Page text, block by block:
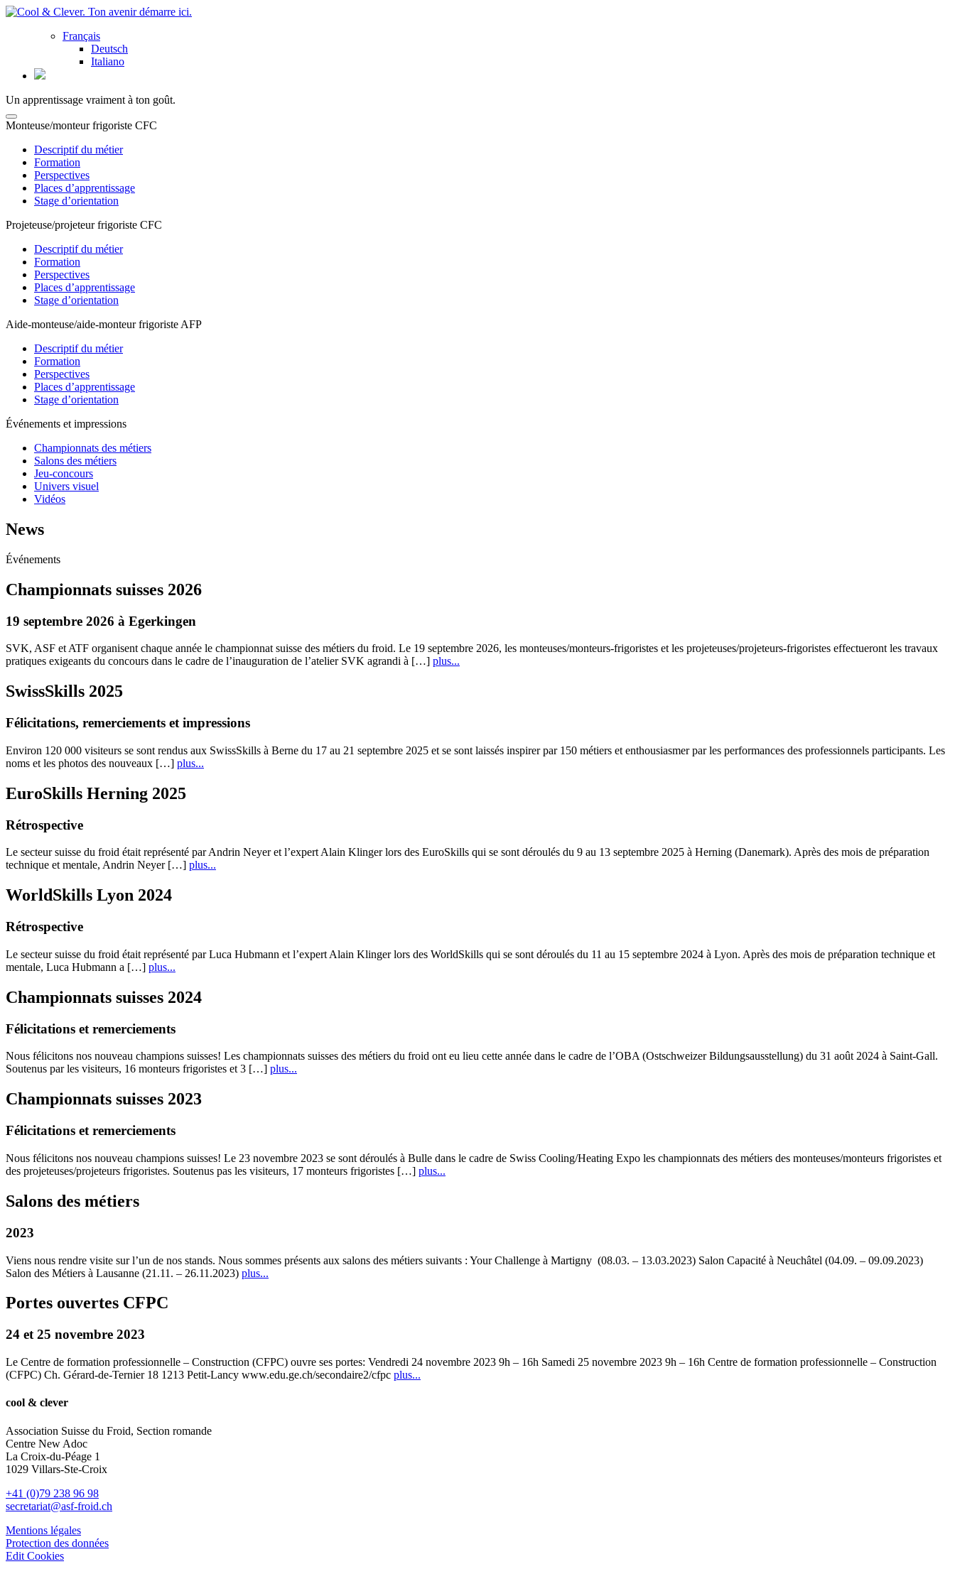
Français
Deutsch
Italiano
Un apprentissage vraiment à ton goût.
Monteuse/monteur frigoriste CFC
Descriptif du métier
Formation
Perspectives
Places d’apprentissage
Stage d’orientation
Projeteuse/projeteur frigoriste CFC
Descriptif du métier
Formation
Perspectives
Places d’apprentissage
Stage d’orientation
Aide-monteuse/aide-monteur frigoriste AFP
Descriptif du métier
Formation
Perspectives
Places d’apprentissage
Stage d’orientation
Événements et impressions
Championnats des métiers
Salons des métiers
Jeu-concours
Univers visuel
Vidéos
News
Événements
Championnats suisses 2026
19 septembre 2026 à Egerkingen
SVK, ASF et ATF organisent chaque année le championnat suisse des métiers du froid. Le 19 septembre 2026, les monteuses/monteurs-frigoristes et les projeteuses/projeteurs-frigoristes effectueront les travaux
pratiques exigeants du concours dans le cadre de l’inauguration de l’atelier SVK agrandi à […] plus...
SwissSkills 2025
Félicitations, remerciements et impressions
Environ 120 000 visiteurs se sont rendus aux SwissSkills à Berne du 17 au 21 septembre 2025 et se sont laissés inspirer par 150 métiers et enthousiasmer par les performances des professionnels participants. Les
noms et les photos des nouveaux […] plus...
EuroSkills Herning 2025
Rétrospective
Le secteur suisse du froid était représenté par Andrin Neyer et l’expert Alain Klinger lors des EuroSkills qui se sont déroulés du 9 au 13 septembre 2025 à Herning (Danemark). Après des mois de préparation
technique et mentale, Andrin Neyer […] plus...
WorldSkills Lyon 2024
Rétrospective
Le secteur suisse du froid était représenté par Luca Hubmann et l’expert Alain Klinger lors des WorldSkills qui se sont déroulés du 11 au 15 septembre 2024 à Lyon. Après des mois de préparation technique et
mentale, Luca Hubmann a […] plus...
Championnats suisses 2024
Félicitations et remerciements
Nous félicitons nos nouveau champions suisses! Les championnats suisses des métiers du froid ont eu lieu cette année dans le cadre de l’OBA (Ostschweizer Bildungsausstellung) du 31 août 2024 à Saint-Gall.
Soutenus par les visiteurs, 16 monteurs frigoristes et 3 […] plus...
Championnats suisses 2023
Félicitations et remerciements
Nous félicitons nos nouveau champions suisses! Le 23 novembre 2023 se sont déroulés à Bulle dans le cadre de Swiss Cooling/Heating Expo les championnats des métiers des monteuses/monteurs frigoristes et
des projeteuses/projeteurs frigoristes. Soutenus pas les visiteurs, 17 monteurs frigoristes […] plus...
Salons des métiers
2023
Viens nous rendre visite sur l’un de nos stands. Nous sommes présents aux salons des métiers suivants : Your Challenge à Martigny (08.03. – 13.03.2023) Salon Capacité à Neuchâtel (04.09. – 09.09.2023)
Salon des Métiers à Lausanne (21.11. – 26.11.2023) plus...
Portes ouvertes CFPC
24 et 25 novembre 2023
Le Centre de formation professionnelle – Construction (CFPC) ouvre ses portes: Vendredi 24 novembre 2023 9h – 16h Samedi 25 novembre 2023 9h – 16h Centre de formation professionnelle – Construction
(CFPC) Ch. Gérard-de-Ternier 18 1213 Petit-Lancy www.edu.ge.ch/secondaire2/cfpc plus...
cool & clever
Association Suisse du Froid, Section romande
Centre New Adoc
La Croix-du-Péage 1
1029 Villars-Ste-Croix
+41 (0)79 238 96 98
secretariat@asf-froid.ch
Mentions légales
Protection des données
Edit Cookies